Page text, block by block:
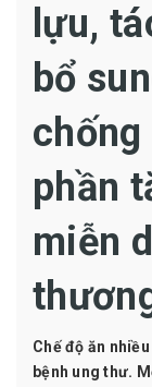
lựu,
bổ
chống
phần
miễn
Chế độ ăn
bệnh ung thư.